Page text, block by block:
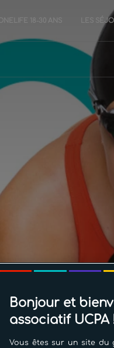
LES
Bonjour et
associatif UCPA
Vous êtes sur un site du